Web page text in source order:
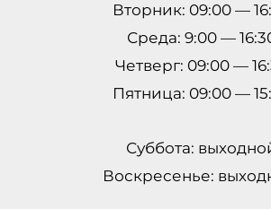
Вторник: 09:00 —
Среда: 9:00 —
Четверг: 09:00 —
Пятница: 09:00 —
Суббота:
Воскресенье: